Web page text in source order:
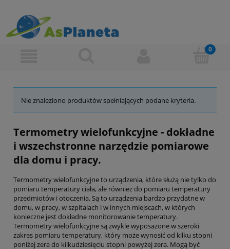
Nie znaleziono produktów spełniających podane kryteria.
Termometry wielofunkcyjne - dokładne
i wszechstronne narzędzie pomiarowe
dla domu i pracy.
Termometry wielofunkcyjne to urządzenia, które służą nie tylko do
pomiaru temperatury ciała, ale również do pomiaru temperatury
przedmiotów i otoczenia. Są to urządzenia bardzo przydatne w
domu, w pracy, w szpitalach i w innych miejscach, w których
konieczne jest dokładne monitorowanie temperatury.
Termometry wielofunkcyjne są zwykle wyposażone w szeroki
zakres pomiaru temperatury, który może wynosić od kilku stopni
poniżej zera do kilkudziesięciu stopni powyżej zera. Mogą być